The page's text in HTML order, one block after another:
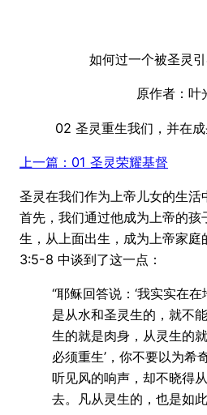
如何过一个被圣灵
原作者：叶
02 圣灵重生我们，并在
上一篇：01 圣灵荣耀基督
圣灵在我们作为上帝儿女的生活
首先，我们通过他成为上帝的孩
生，从上面出生，成为上帝家
3:5-8 中谈到了这一点：
“耶稣回答说：‘我实实在
是从水和圣灵生的，就不
生的就是肉身，从灵生的
必须重生’，你不要以为希
听见风的响声，却不晓得
去。凡从灵生的，也是如此